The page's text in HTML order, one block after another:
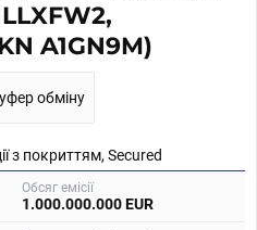
A1GN9M)
обміну
з покриттям, Secured
Обсяг емісії
1.000.000.000 EUR